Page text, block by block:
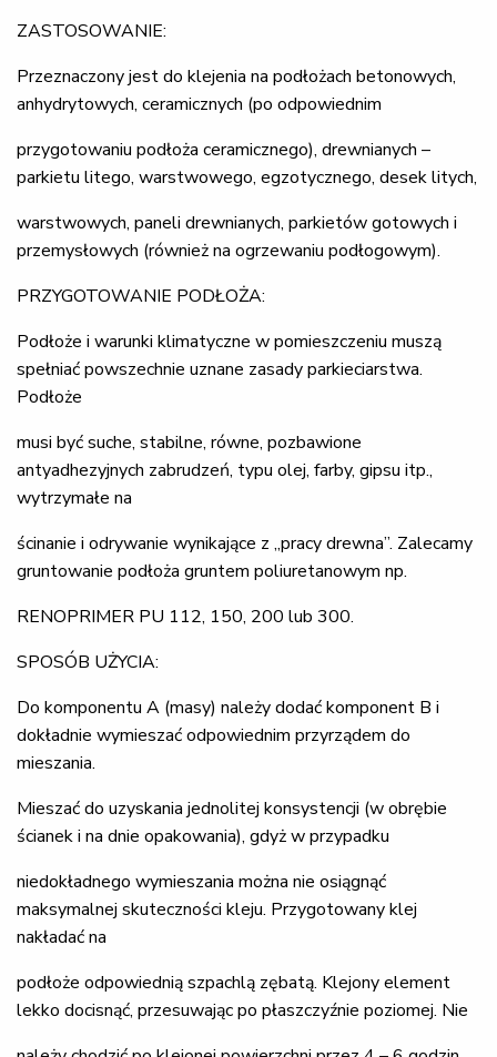
ZASTOSOWANIE:
Przeznaczony jest do klejenia na podłożach betonowych,
anhydrytowych, ceramicznych (po odpowiednim
przygotowaniu podłoża ceramicznego), drewnianych –
parkietu litego, warstwowego, egzotycznego, desek litych,
warstwowych, paneli drewnianych, parkietów gotowych i
przemysłowych (również na ogrzewaniu podłogowym).
PRZYGOTOWANIE PODŁOŻA:
Podłoże i warunki klimatyczne w pomieszczeniu muszą
spełniać powszechnie uznane zasady parkieciarstwa.
Podłoże
musi być suche, stabilne, równe, pozbawione
antyadhezyjnych zabrudzeń, typu olej, farby, gipsu itp.,
wytrzymałe na
ścinanie i odrywanie wynikające z „pracy drewna”. Zalecamy
gruntowanie podłoża gruntem poliuretanowym np.
RENOPRIMER PU 112, 150, 200 lub 300.
SPOSÓB UŻYCIA:
Do komponentu A (masy) należy dodać komponent B i
dokładnie wymieszać odpowiednim przyrządem do
mieszania.
Mieszać do uzyskania jednolitej konsystencji (w obrębie
ścianek i na dnie opakowania), gdyż w przypadku
niedokładnego wymieszania można nie osiągnąć
maksymalnej skuteczności kleju. Przygotowany klej
nakładać na
podłoże odpowiednią szpachlą zębatą. Klejony element
lekko docisnąć, przesuwając po płaszczyźnie poziomej. Nie